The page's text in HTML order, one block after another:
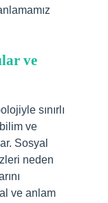
ve
sınırlı
ve
Sosyal
neden
ve anlam